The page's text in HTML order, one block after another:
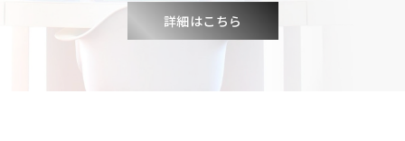
詳細はこちら